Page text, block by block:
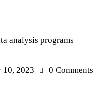
analysis programs
10, 2023 0 Comments